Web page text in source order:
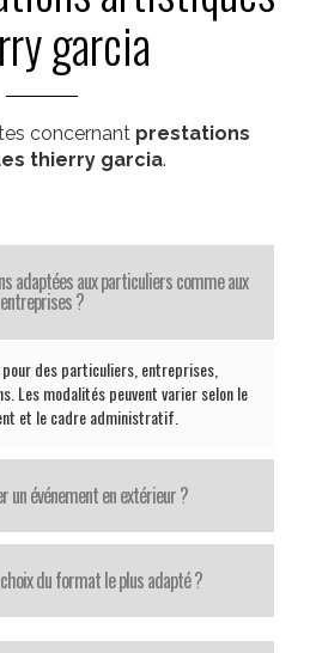
garcia
concernant prestations
thierry garcia.
adaptées aux particuliers comme aux
entreprises ?
pour des particuliers, entreprises,
Les modalités peuvent varier selon le
et le cadre administratif.
un événement en extérieur ?
du format le plus adapté ?